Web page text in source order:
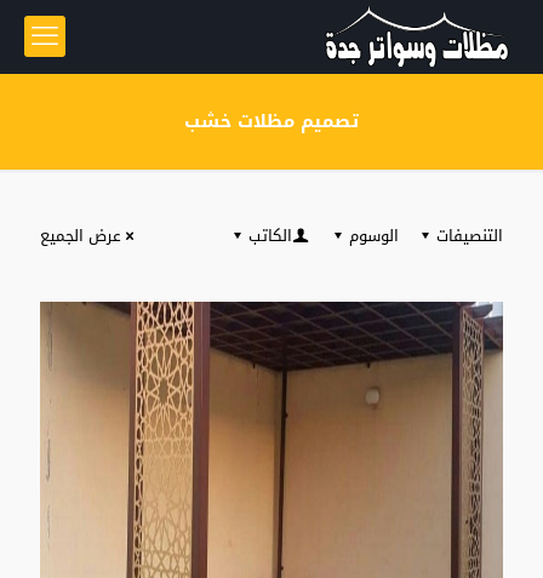
تصميم مظلات خشب
التنصيفات الوسوم الكاتب عرض الجميع